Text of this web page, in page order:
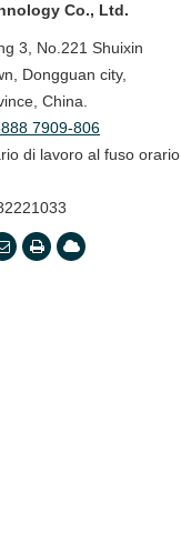
Co., Ltd.
3, No.221 Shuixin
Dongguan city,
China.
7909-806
di lavoro al fuso orario